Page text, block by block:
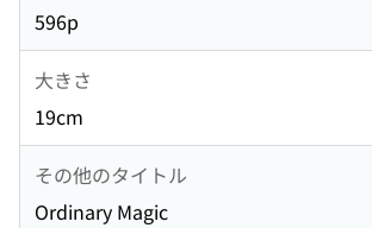
596p
大きさ
19cm
その他のタイトル
Ordinary Magic